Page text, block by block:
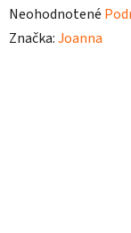
Priemerné
hodnotenie
Neohodnotené
Značka:Joanna